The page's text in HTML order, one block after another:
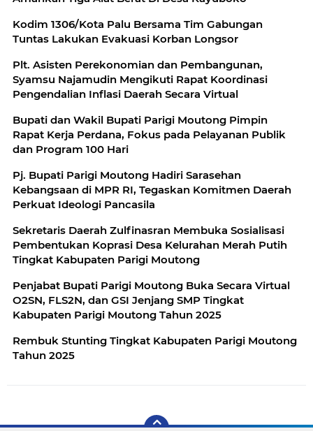
Kodim 1306/Kota Palu Bersama Tim Gabungan
Tuntas Lakukan Evakuasi Korban Longsor
Plt. Asisten Perekonomian dan Pembangunan,
Syamsu Najamudin Mengikuti Rapat Koordinasi
Pengendalian Inflasi Daerah Secara Virtual
Bupati dan Wakil Bupati Parigi Moutong Pimpin
Rapat Kerja Perdana, Fokus pada Pelayanan Publik
dan Program 100 Hari
Pj. Bupati Parigi Moutong Hadiri Sarasehan
Kebangsaan di MPR RI, Tegaskan Komitmen Daerah
Perkuat Ideologi Pancasila
Sekretaris Daerah Zulfinasran Membuka Sosialisasi
Pembentukan Koprasi Desa Kelurahan Merah Putih
Tingkat Kabupaten Parigi Moutong
Penjabat Bupati Parigi Moutong Buka Secara Virtual
O2SN, FLS2N, dan GSI Jenjang SMP Tingkat
Kabupaten Parigi Moutong Tahun 2025
Rembuk Stunting Tingkat Kabupaten Parigi Moutong
Tahun 2025